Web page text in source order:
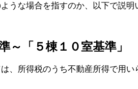
うな場合を指すのか、以下で説明
～「５棟１０室基準」
、所得税のうち不動産所得で用